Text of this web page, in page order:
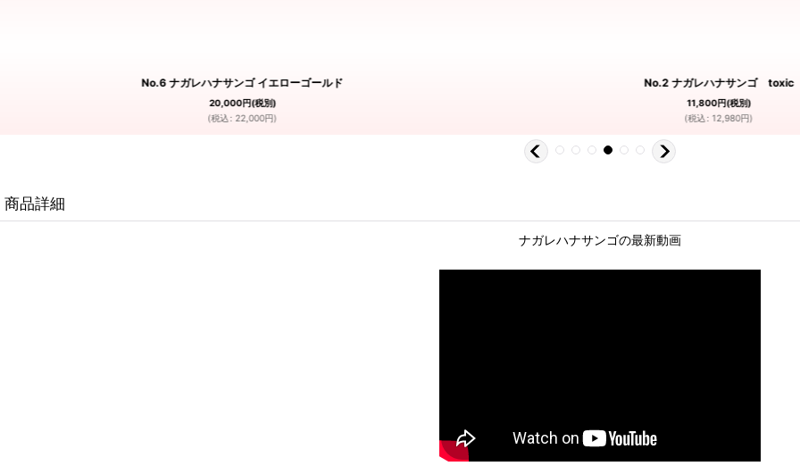
No.6 ナガレハナサンゴ イエローゴールド
20,000円(税別)
(税込: 22,000円)
No.2 ナガレハナサンゴ toxic
11,800円(税別)
(税込: 12,980円)
商品詳細
ナガレハナサンゴの最新動画